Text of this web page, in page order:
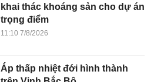
khai thác khoáng sản cho dự án
trọng điểm
11:10 7/8/2026
Áp thấp nhiệt đới hình thành